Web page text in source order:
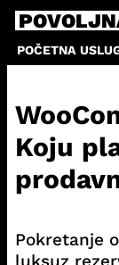
Skip
content
POČETNA
Koju
Pokretanje